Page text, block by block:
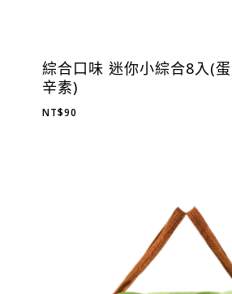
綜合口味 迷你小綜合8入(
辛素)
NT$90